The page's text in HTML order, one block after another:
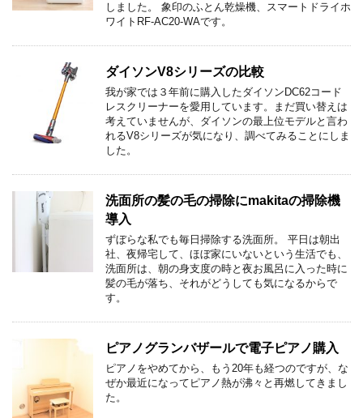
しました。 象印のふとん乾燥機、スマートドライホ
ワイトRF-AC20-WAです。
ダイソンV8シリーズの比較
我が家では３年前に購入したダイソンDC62コード
レスクリーナーを愛用しています。まだ買い替えは
考えていませんが、ダイソンの最上位モデルと言わ
れるV8シリーズが気になり、調べてみることにしま
した。
洗面所の髪の毛の掃除にmakitaの掃除機
導入
ずぼらな私でも毎日掃除する洗面所。 平日は朝出
社、夜帰宅して、ほぼ家にいないという生活でも、
洗面所は、朝の身支度の時と夜お風呂に入った時に
髪の毛が落ち、それがどうしても気になるからで
す。
ピアノグランバザールで電子ピアノ購入
ピアノをやめてから、もう20年も経つのですが、な
ぜか最近になってピアノ熱が沸々と再燃してきまし
た。